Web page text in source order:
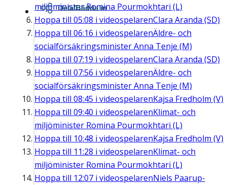
miljöminister Romina Pourmokhtari (L)
Hoppa till 05:08 i videospelarenClara Aranda (SD)
Hoppa till 06:16 i videospelarenÄldre- och
socialförsäkringsminister Anna Tenje (M)
Hoppa till 07:19 i videospelarenClara Aranda (SD)
Hoppa till 07:56 i videospelarenÄldre- och
socialförsäkringsminister Anna Tenje (M)
Hoppa till 08:45 i videospelarenKajsa Fredholm (V)
Hoppa till 09:40 i videospelarenKlimat- och
miljöminister Romina Pourmokhtari (L)
Hoppa till 10:48 i videospelarenKajsa Fredholm (V)
Hoppa till 11:28 i videospelarenKlimat- och
miljöminister Romina Pourmokhtari (L)
Hoppa till 12:07 i videospelarenNiels Paarup-
Dela/Bädda in